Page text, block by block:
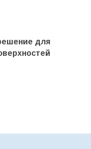
для